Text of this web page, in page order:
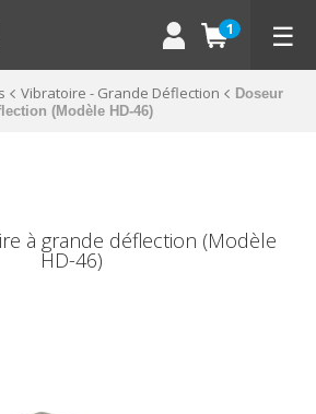
1 ☰
Vibratoire - Grande Déflection
Doseur
(Modèle HD-46)
à grande déflection (Modèle
HD-46)